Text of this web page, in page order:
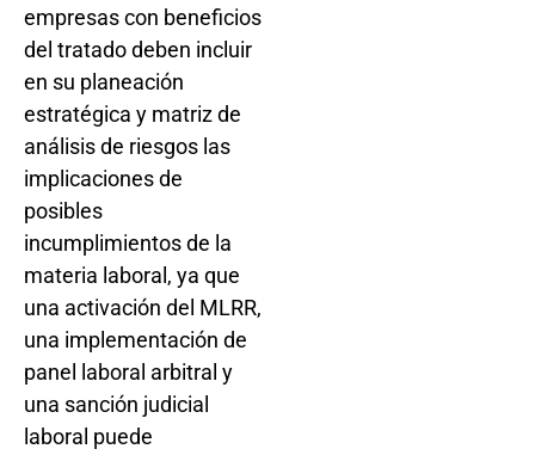
empresas con beneficios
del tratado deben incluir
en su planeación
estratégica y matriz de
análisis de riesgos las
implicaciones de
posibles
incumplimientos de la
materia laboral, ya que
una activación del MLRR,
una implementación de
panel laboral arbitral y
una sanción judicial
laboral puede